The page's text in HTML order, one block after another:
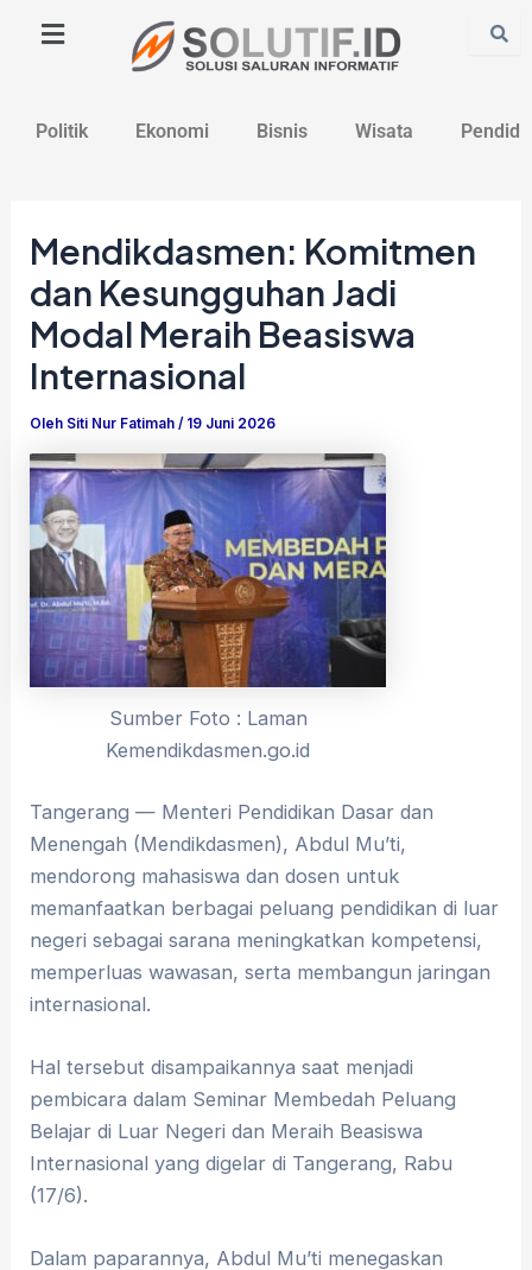
Politik Ekonomi Bisnis Wisata
Mendikdasmen: Komitmen
dan Kesungguhan Jadi
Modal Meraih Beasiswa
Internasional
Oleh Siti Nur Fatimah/ 19 Juni 2026
Sumber Foto : Laman
Kemendikdasmen.go.id
Tangerang — Menteri Pendidikan Dasar dan
Menengah (Mendikdasmen), Abdul Mu’ti,
mendorong mahasiswa dan dosen untuk
memanfaatkan berbagai peluang pendidikan di luar
negeri sebagai sarana meningkatkan kompetensi,
memperluas wawasan, serta membangun jaringan
internasional.
Hal tersebut disampaikannya saat menjadi
pembicara dalam Seminar Membedah Peluang
Belajar di Luar Negeri dan Meraih Beasiswa
Internasional yang digelar di Tangerang, Rabu
(17/6).
Dalam paparannya, Abdul Mu’ti menegaskan
navigation